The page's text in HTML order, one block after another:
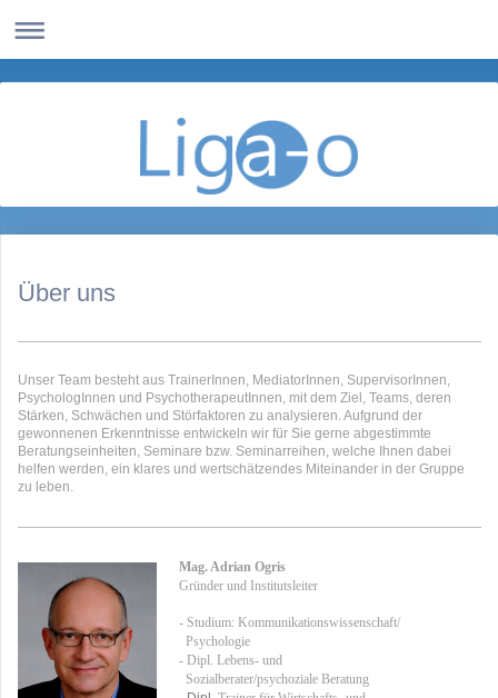
Über uns
Unser Team besteht aus TrainerInnen, MediatorInnen, SupervisorInnen,
PsychologInnen und PsychotherapeutInnen,
mit dem Ziel, Teams, deren
Stärken, Schwächen und Störfaktoren zu analysieren. Aufgrund der
gewonnenen Erkenntnisse entwickeln wir für Sie gerne abgestimmte
Beratungseinheiten, Seminare bzw. Seminarreihen, welche Ihnen dabei
helfen werden, ein klares und wertschätzendes Miteinander in der Gruppe
zu leben.
Mag. Adrian Ogris
Gründer und Institutsleiter
- Studium: Kommunikationswissenschaft/
Psychologie
- Dipl. Lebens- und
Sozialberater/psychoziale Beratung